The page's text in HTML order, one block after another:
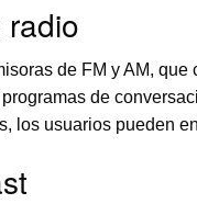
de FM y AM,
de
los usuarios pueden